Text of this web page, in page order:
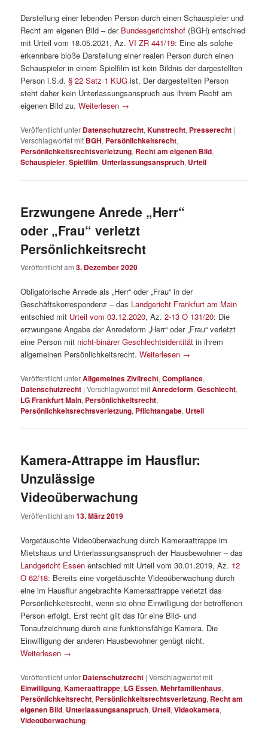
Darstellung einer lebenden Person durch einen Schauspieler und
Recht am eigenen Bild – der Bundesgerichtshof (BGH) entschied
mit Urteil vom 18.05.2021, Az.VI ZR 441/19: Eine als solche
erkennbare bloße Darstellung einer realen Person durch einen
Schauspieler in einem Spielfilm ist kein Bildnis der dargestellten
Person i.S.d.§ 22 Satz 1 KUG ist. Der dargestellten Person
steht daher kein Unterlassungsanspruch aus ihrem Recht am
eigenen Bild zu.Weiterlesen →
Veröffentlicht unter Datenschutzrecht,Kunstrecht, Presserecht |
Verschlagwortet mit BGH, Persönlichkeitsrecht,
Persönlichkeitsrechtsverletzung, Recht am eigenen Bild,
Schauspieler,Spielfilm, Unterlassungsanspruch, Urteil
Erzwungene Anrede „Herr“
oder „Frau“ verletzt
Persönlichkeitsrecht
Veröffentlicht am3. Dezember 2020
Obligatorische Anrede als „Herr“ oder „Frau“ in der
Geschäftskorrespondenz – das Landgericht Frankfurt am Main
entschied mit Urteil vom 03.12.2020, Az.2-13 O 131/20: Die
erzwungene Angabe der Anredeform „Herr“ oder „Frau“ verletzt
eine Person mit nicht-binärer Geschlechtsidentität in ihrem
allgemeinen Persönlichkeitsrecht.Weiterlesen →
Veröffentlicht unterAllgemeines Zivilrecht,Compliance,
Datenschutzrecht |Verschlagwortet mitAnredeform,Geschlecht,
LG Frankfurt Main, Persönlichkeitsrecht,
Persönlichkeitsrechtsverletzung, Pflichtangabe, Urteil
Kamera-Attrappe im Hausflur:
Unzulässige
Videoüberwachung
Veröffentlicht am13. März 2019
Vorgetäuschte Videoüberwachung durch Kameraattrappe im
Mietshaus und Unterlassungsanspruch der Hausbewohner – das
Landgericht Essen entschied mit Urteil vom 30.01.2019, Az. 12
O 62/18: Bereits eine vorgetäuschte Videoüberwachung durch
eine im Hausflur angebrachte Kameraattrappe verletzt das
Persönlichkeitsrecht, wenn sie ohne Einwilligung der betroffenen
Person erfolgt. Erst recht gilt das für eine Bild- und
Tonaufzeichnung durch eine funktionsfähige Kamera. Die
Einwilligung der anderen Hausbewohner genügt nicht.
Weiterlesen →
Veröffentlicht unter Datenschutzrecht |Verschlagwortet mit
Einwilligung,Kameraattrappe, LG Essen,Mehrfamilienhaus,
Persönlichkeitsrecht, Persönlichkeitsrechtsverletzung, Recht am
eigenen Bild, Unterlassungsanspruch, Urteil,Videokamera,
Videoüberwachung